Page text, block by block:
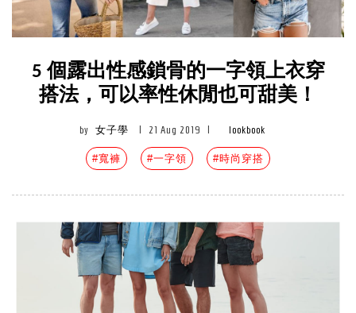
5 個露出性感鎖骨的一字領上衣穿
搭法，可以率性休閒也可甜美！
by 女子學 21 Aug 2019 lookbook
#寬褲 #一字領 #時尚穿搭